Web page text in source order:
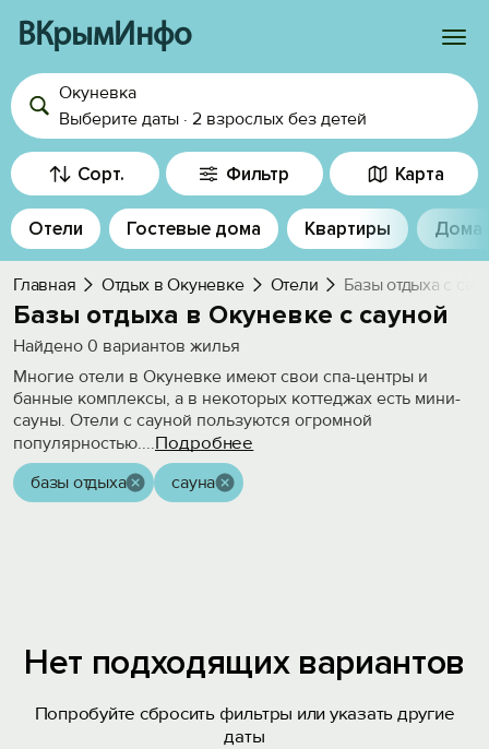
ВКрымИнфо
Войти
Избранное
История просмотра
Добавить свой объект
Окуневка
Выберите даты · 2 взрослых без детей
Сорт. Фильтр Карта
Отели Гостевые дома Квартиры Дома
Главная Отдых в Окуневке Отели Базы отдыха с
Базы отдыха в Окуневке с сауной
Найдено 0 вариантов жилья
Многие отели в Окуневке имеют свои спа-центры и
банные комплексы, а в некоторых коттеджах есть мини-
сауны. Отели с сауной пользуются огромной
популярностью....Подробнее
базы отдыха сауна
Нет подходящих вариантов
Попробуйте сбросить фильтры или указать другие
даты